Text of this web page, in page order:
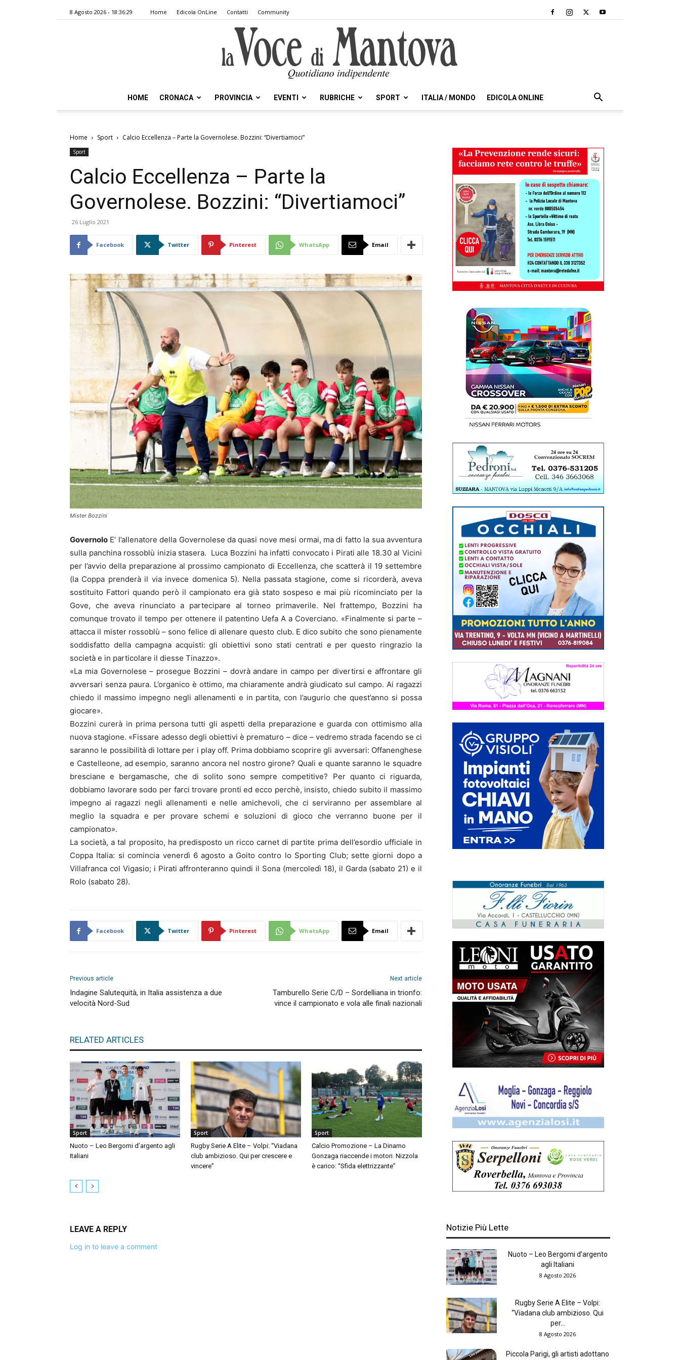
8 Agosto 2026 - 18:36:29 Home Edicola OnLine Contatti Community
HOME CRONACA PROVINCIA EVENTI RUBRICHE SPORT ITALIA / MONDO EDICOLA ONLINE
Home Sport Calcio Eccellenza – Parte la Governolese. Bozzini: “Divertiamoci”
Sport
Calcio Eccellenza – Parte la
Governolese. Bozzini: “Divertiamoci”
26 Luglio 2021
Facebook Twitter Pinterest WhatsApp Email
Mister Bozzini
Governolo E’ l’allenatore della Governolese da quasi nove mesi ormai, ma di fatto la sua avventura
sulla panchina rossoblù inizia stasera. Luca Bozzini ha infatti convocato i Pirati alle 18.30 al Vicini
per l’avvio della preparazione al prossimo campionato di Eccellenza, che scatterà il 19 settembre
(la Coppa prenderà il via invece domenica 5). Nella passata stagione, come si ricorderà, aveva
sostituito Fattori quando però il campionato era già stato sospeso e mai più ricominciato per la
Gove, che aveva rinunciato a partecipare al torneo primaverile. Nel frattempo, Bozzini ha
comunque trovato il tempo per ottenere il patentino Uefa A a Coverciano. «Finalmente si parte –
attacca il mister rossoblù – sono felice di allenare questo club. E dico subito che sono pienamente
soddisfatto della campagna acquisti: gli obiettivi sono stati centrati e per questo ringrazio la
società e in particolare il diesse Tinazzo».
«La mia Governolese – prosegue Bozzini – dovrà andare in campo per divertirsi e affrontare gli
avversari senza paura. L’organico è ottimo, ma chiaramente andrà giudicato sul campo. Ai ragazzi
chiedo il massimo impegno negli allenamenti e in partita, con l’augurio che quest’anno si possa
giocare».
Bozzini curerà in prima persona tutti gli aspetti della preparazione e guarda con ottimismo alla
nuova stagione. «Fissare adesso degli obiettivi è prematuro – dice – vedremo strada facendo se ci
saranno le possibilità di lottare per i play off. Prima dobbiamo scoprire gli avversari: Offanenghese
e Castelleone, ad esempio, saranno ancora nel nostro girone? Quali e quante saranno le squadre
bresciane e bergamasche, che di solito sono sempre competitive? Per quanto ci riguarda,
dobbiamo lavorare sodo per farci trovare pronti ed ecco perchè, insisto, chiedo subito il massimo
impegno ai ragazzi negli allenamenti e nelle amichevoli, che ci serviranno per assemblare al
meglio la squadra e per provare schemi e soluzioni di gioco che verranno buone per il
campionato».
La società, a tal proposito, ha predisposto un ricco carnet di partite prima dell’esordio ufficiale in
Coppa Italia: si comincia venerdì 6 agosto a Goito contro lo Sporting Club; sette giorni dopo a
Villafranca col Vigasio; i Pirati affronteranno quindi il Sona (mercoledì 18), il Garda (sabato 21) e il
Rolo (sabato 28).
Facebook Twitter Pinterest WhatsApp Email
Previous article
Indagine Salutequità, in Italia assistenza a due
velocità Nord-Sud
Next article
Tamburello Serie C/D – Sordelliana in trionfo:
vince il campionato e vola alle finali nazionali
RELATED ARTICLES
Sport
Nuoto – Leo Bergomi d’argento agli
Italiani
Sport
Rugby Serie A Elite – Volpi: “Viadana
club ambizioso. Qui per crescere e
vincere”
Sport
Calcio Promozione – La Dinamo
Gonzaga riaccende i motori. Nizzola
è carico: “Sfida elettrizzante”
LEAVE A REPLY
Log in to leave a comment
Notizie Più Lette
Nuoto – Leo Bergomi d’argento
agli Italiani
8 Agosto 2026
Rugby Serie A Elite – Volpi:
“Viadana club ambizioso. Qui
per...
8 Agosto 2026
Piccola Parigi, gli artisti adottano